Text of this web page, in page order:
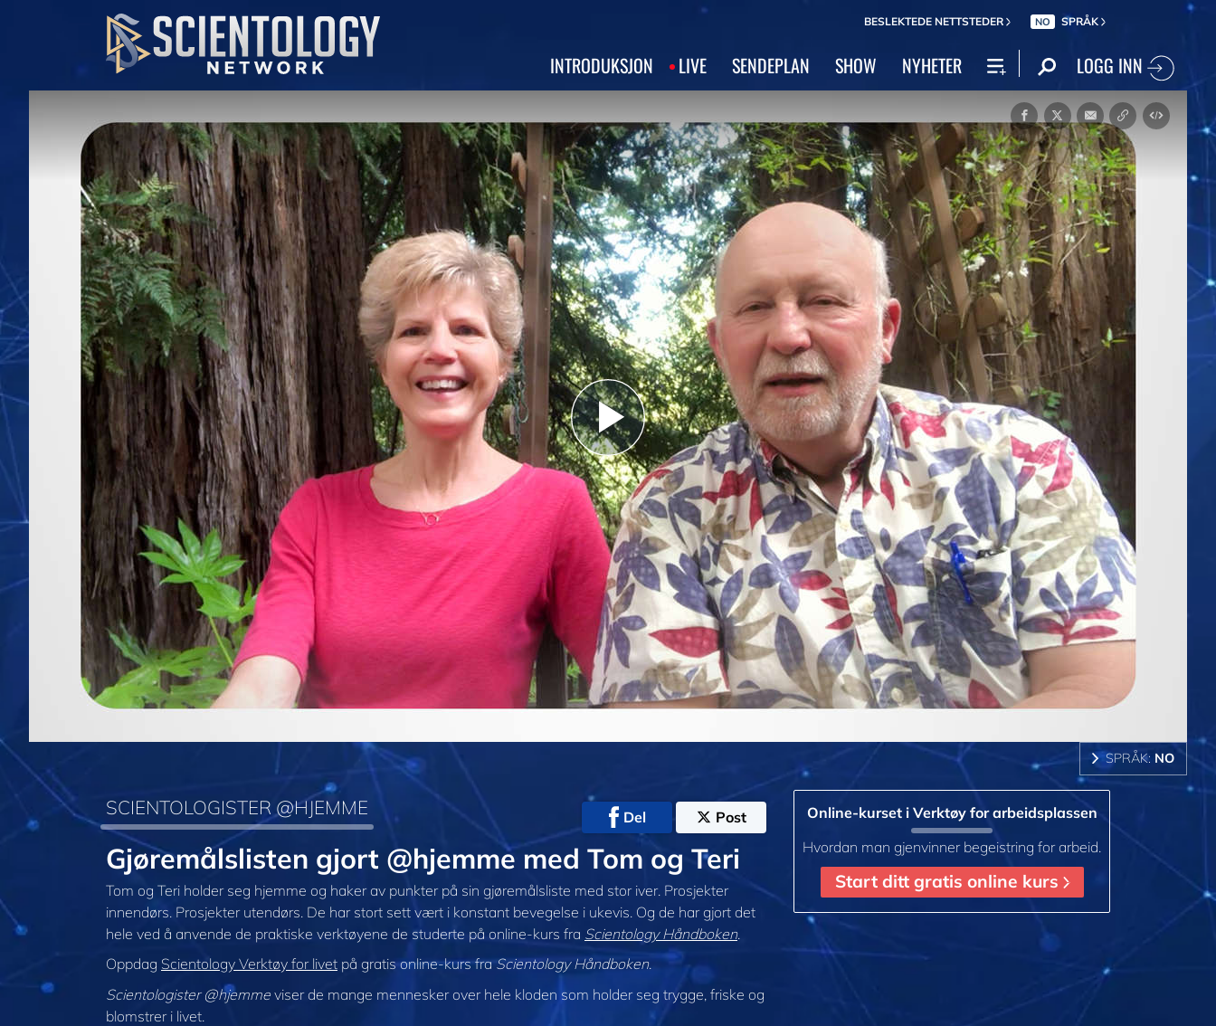
BESLEKTEDE NETTSTEDER NO SPRÅK
INTRODUKSJON LIVE SENDEPLAN SHOW NYHETER LOGG INN
Play
Video
SPRÅK: NO
SCIENTOLOGISTER @HJEMME Del Post
Gjøremålslisten gjort @hjemme med Tom og Teri
Tom og Teri holder seg hjemme og haker av punkter på sin gjøremålsliste med stor iver. Prosjekter
innendørs. Prosjekter utendørs. De har stort sett vært i konstant bevegelse i ukevis. Og de har gjort det
hele ved å anvende de praktiske verktøyene de studerte på online-kurs fra Scientology Håndboken.
Oppdag Scientology Verktøy for livet på gratis online-kurs fraScientology Håndboken.
Scientologister @hjemmeviser de mange mennesker over hele kloden som holder seg trygge, friske og
blomstrer i livet.
Online-kurset i Verktøy for arbeidsplassen
Hvordan man gjenvinner begeistring for arbeid.
Start ditt gratis online kurs